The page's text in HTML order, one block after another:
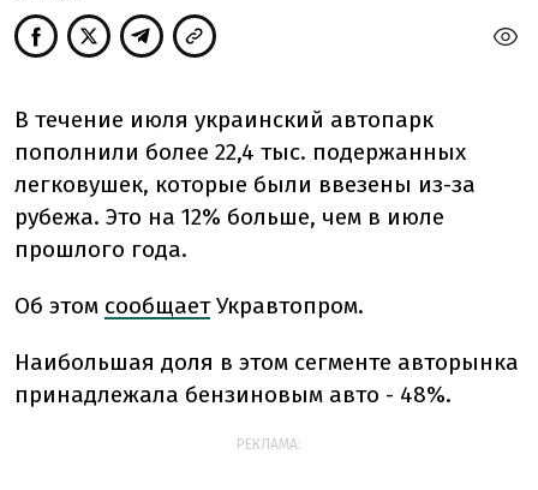
В течение июля украинский автопарк
пополнили более 22,4 тыс. подержанных
легковушек, которые были ввезены из-за
рубежа. Это на 12% больше, чем в июле
прошлого года.
Об этом сообщаетУкравтопром.
Наибольшая доля в этом сегменте авторынка
принадлежала бензиновым авто - 48%.
РЕКЛАМА: